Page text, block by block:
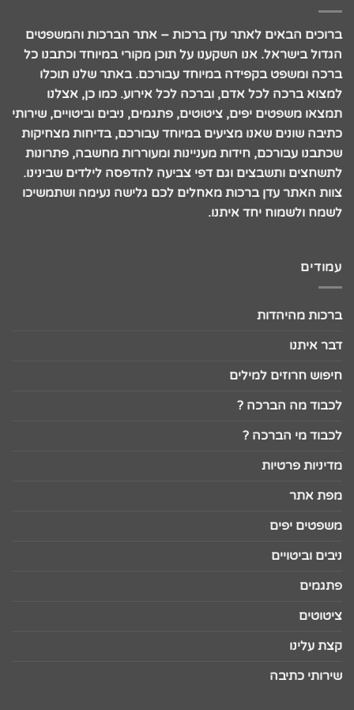
ברוכים הבאים לאתר עדן ברכות – אתר הברכות והמשפטים
הגדול בישראל. אנו השקענו על תוכן מקורי במיוחד וכתבנו כל
ברכה ומשפט בקפידה במיוחד עבורכם. באתר שלנו תוכלו
למצוא ברכה לכל אדם, וברכה לכל אירוע. כמו כן, אצלנו
תמצאו משפטים יפים, ציטוטים, פתגמים, ניבים וביטויים, שירותי
כתיבה שונים שאנו מציעים במיוחד עבורכם, בדיחות מצחיקות
שכתבנו עבורכם, חידות מעניינות ומעוררות מחשבה, פתרונות
לתשחצים ותשבצים וגם דפי צביעה להדפסה לילדים שבינינו.
צוות האתר עדן ברכות מאחלים לכם גלישה נעימה ושתמשיכו
לשמח ולשמוח יחד איתנו.
עמודים
ברכות מהיהדות
דבר איתנו
חיפוש חרוזים למילים
לכבוד מה הברכה ?
לכבוד מי הברכה ?
מדיניות פרטיות
מפת אתר
משפטים יפים
ניבים וביטויים
פתגמים
ציטוטים
קצת עלינו
שירותי כתיבה